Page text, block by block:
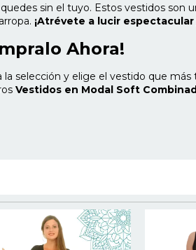
sin el tuyo. Estos vestidos son
¡Atrévete a lucir
Ahora!
la selección y elige el vestido que
Vestidos en Modal Soft